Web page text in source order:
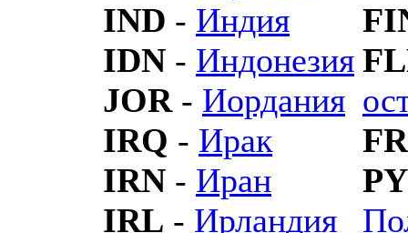
IND - Индия
IDN - Индонезия
JOR- Иордания
IRQ - Ирак
IRN - Иран
IRL - Ирландия